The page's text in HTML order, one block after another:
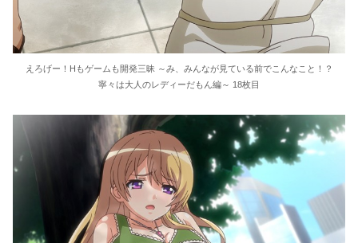
えろげー！Hもゲームも開発三昧 ～み、みんなが見ている前でこんなこと！？
寧々は大人のレディーだもん編～ 18枚目